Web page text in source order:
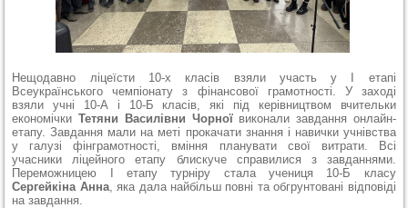
Нещодавно ліцеїсти 10-х класів взяли участь у І етапі
Всеукраїнського чемпіонату з фінансової грамотності. У заході
взяли учні 10-А і 10-Б класів, які під керівництвом вчительки
економічкиТетяни Василівни Чорноївиконали завдання онлайн-
етапу. Завдання мали на меті прокачати знання і навички учнівства
у галузі фінграмотності, вміння планувати свої витрати. Всі
учасники ліцейного етапу блискуче справилися з завданнями.
Переможницею І етапу турніру стала учениця 10-Б класу
Сергейкіна Анна, яка дала найбільш повні та обгрунтовані відповіді
на завдання.